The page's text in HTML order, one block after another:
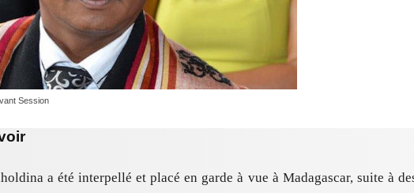
Session
a été interpellé et placé en garde à vue à Madagascar, suite à